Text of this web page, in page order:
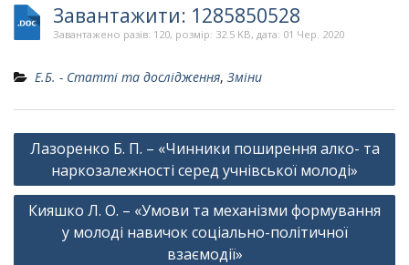
Завантажити: 1285850528
Завантажено разів: 120, розмір: 32.5 KB, дата: 01 Чер. 2020
Е.Б. - Статті та дослідження, Зміни
Навігація
записів
Лазоренко Б. П. – «Чинники поширення алко- та
наркозалежності серед учнівської молоді»
Кияшко Л. О. – «Умови та механізми формування
у молоді навичок соціально-політичної
взаємодії»